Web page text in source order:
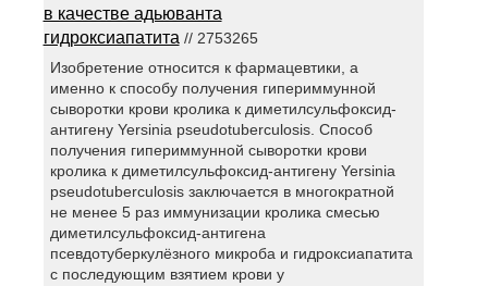
в качестве адьюванта
гидроксиапатита // 2753265
Изобретение относится к фармацевтики, а
именно к способу получения гипериммунной
сыворотки крови кролика к диметилсульфоксид-
антигену Yersinia pseudotuberculosis. Способ
получения гипериммунной сыворотки крови
кролика к диметилсульфоксид-антигену Yersinia
pseudotuberculosis заключается в многократной
не менее 5 раз иммунизации кролика смесью
диметилсульфоксид-антигена
псевдотуберкулёзного микроба и гидроксиапатита
с последующим взятием крови у